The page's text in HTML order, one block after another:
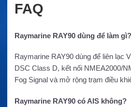
FAQ
Raymarine RAY90 dùng để làm gì?
Raymarine RAY90 dùng để liên lạc
DSC Class D, kết nối NMEA2000/
Fog Signal và mở rộng trạm điều
Raymarine RAY90 có AIS không?